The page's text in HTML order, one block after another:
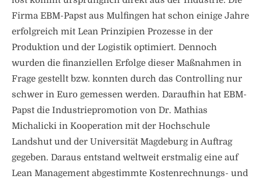
Firma EBM-Papst aus Mulfingen hat schon einige Jahre
erfolgreich mit Lean Prinzipien Prozesse in der
Produktion und der Logistik optimiert. Dennoch
wurden die finanziellen Erfolge dieser Maßnahmen in
Frage gestellt bzw. konnten durch das Controlling nur
schwer in Euro gemessen werden. Daraufhin hat EBM-
Papst die Industriepromotion von Dr. Mathias
Michalicki in Kooperation mit der Hochschule
Landshut und der Universität Magdeburg in Auftrag
gegeben. Daraus entstand weltweit erstmalig eine auf
Lean Management abgestimmte Kostenrechnungs- und